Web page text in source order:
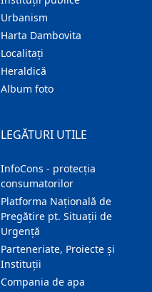
Urbanism
Harta Dambovita
Localitaţi
Heraldică
Album foto
LEGĂTURI UTILE
InfoCons - protecția
consumatorilor
Platforma Națională de
Pregătire pt. Situații de
Urgență
Parteneriate, Proiecte și
Instituții
Compania de apa